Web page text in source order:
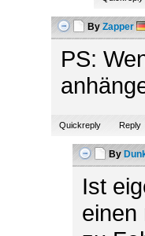
By Zapper
PS:
Quickreply Reply
By
Ist
einen